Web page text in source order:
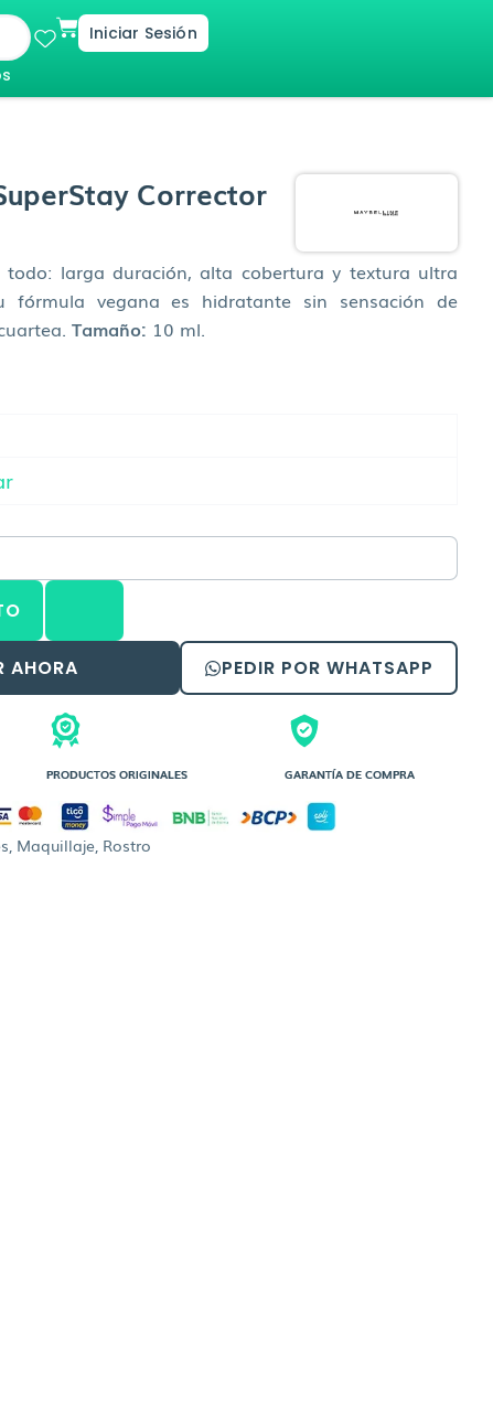
CartIniciar Sesión
Corrector
larga duración, alta cobertura y textura ultra
fórmula vegana es hidratante sin sensación de
Tamaño: 10 ml.
AHORA PEDIR POR WHATSAPP
PRODUCTOS ORIGINALES GARANTÍA DE COMPRA
Maquillaje, Rostro